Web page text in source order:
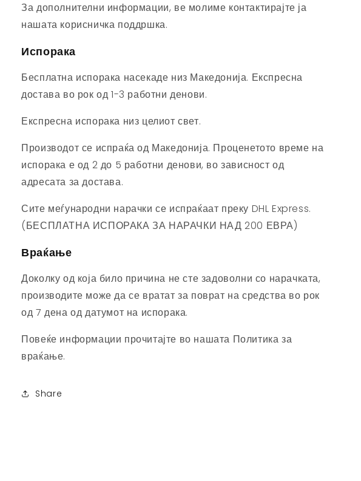
За дополнителни информации, ве молиме контактирајте ја
нашата корисничка поддршка.
Испорака
Бесплатна испорака насекаде низ Македонија. Експресна
достава во рок од 1-3 работни денови.
Експресна испорака низ целиот свет.
Производот се испраќа од Македонија. Проценетото време на
испорака е од 2 до 5 работни денови, во зависност од
адресата за достава.
Сите меѓународни нарачки се испраќаат преку DHL Express.
(БЕСПЛАТНА ИСПОРАКА ЗА НАРАЧКИ НАД 200 ЕВРА)
Враќање
Доколку од која било причина не сте задоволни со нарачката,
производите може да се вратат за поврат на средства во рок
од 7 дена од датумот на испорака.
Повеќе информации прочитајте во нашата Политика за
враќање.
Share